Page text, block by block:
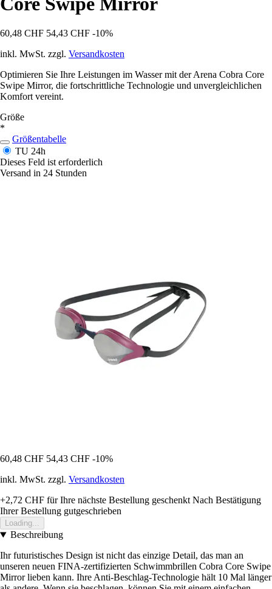
60,48 CHF 54,43 CHF -10%
inkl. MwSt. zzgl. Versandkosten
Optimieren Sie Ihre Leistungen im Wasser mit der Arena Cobra Core
Swipe Mirror, die fortschrittliche Technologie und unvergleichlichen
Komfort vereint.
Größe
*
Größentabelle
TU 24h
Dieses Feld ist erforderlich
Versand in 24 Stunden
60,48 CHF 54,43 CHF -10%
inkl. MwSt. zzgl. Versandkosten
+2,72 CHF für Ihre nächste Bestellung geschenkt Nach Bestätigung
Ihrer Bestellung gutgeschrieben
Loading...
Beschreibung
Ihr futuristisches Design ist nicht das einzige Detail, das man an
unseren neuen FINA-zertifizierten Schwimmbrillen Cobra Core Swipe
Mirror lieben kann. Ihre Anti-Beschlag-Technologie hält 10 Mal länger